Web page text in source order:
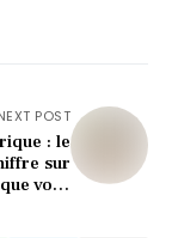
POST
: le
sur
vous